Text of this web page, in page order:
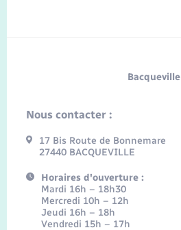
Bacqueville
Nous contacter :
17 Bis Route de Bonnemare
27440 BACQUEVILLE
Horaires d'ouverture :
Mardi 16h – 18h30
Mercredi 10h – 12h
Jeudi 16h – 18h
Vendredi 15h – 17h